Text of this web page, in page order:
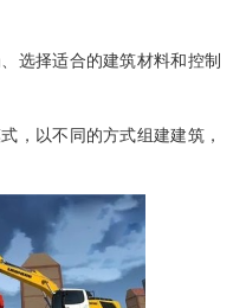
选择适合的建筑材料和控制
，以不同的方式组建建筑，